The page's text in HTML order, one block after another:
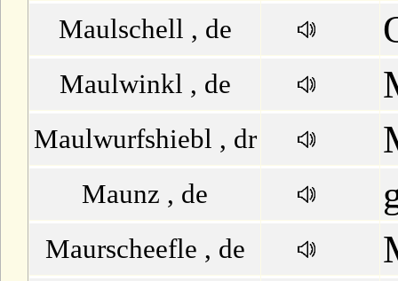
Maulschell , de
Maulwinkl , de
Maulwurfshiebl , dr
Maunz , de
Maurscheefle , de